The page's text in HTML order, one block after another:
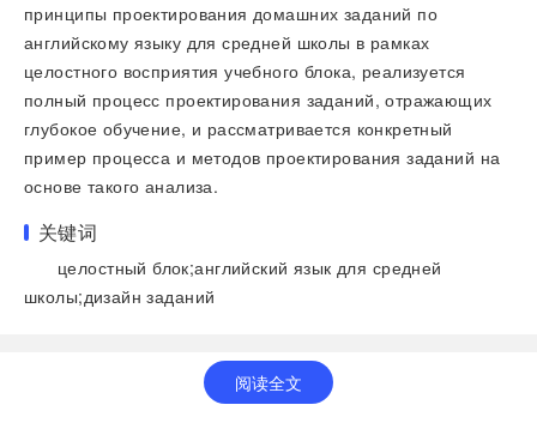
принципы проектирования домашних заданий по
английскому языку для средней школы в рамках
целостного восприятия учебного блока, реализуется
полный процесс проектирования заданий, отражающих
глубокое обучение, и рассматривается конкретный
пример процесса и методов проектирования заданий на
основе такого анализа.
关键词
целостный блок;английский язык для средней
школы;дизайн заданий
阅读全文